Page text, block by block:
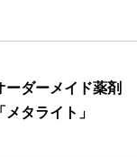
ーダーメイド薬剤
「メタライト」